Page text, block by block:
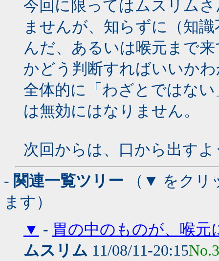
今回に限ってはムスリム
ませんが、知らずに（知
んだ、あるいは喉元まで
かどう判断すればいいか
全体的に「わざとではな
は無効にはなりません。
次回からは、口から出す
- 関連一覧ツリー （▼ をクリ
ます）
▼ - 胃の中のものが、喉
ムスリム 11/08/11-20:15